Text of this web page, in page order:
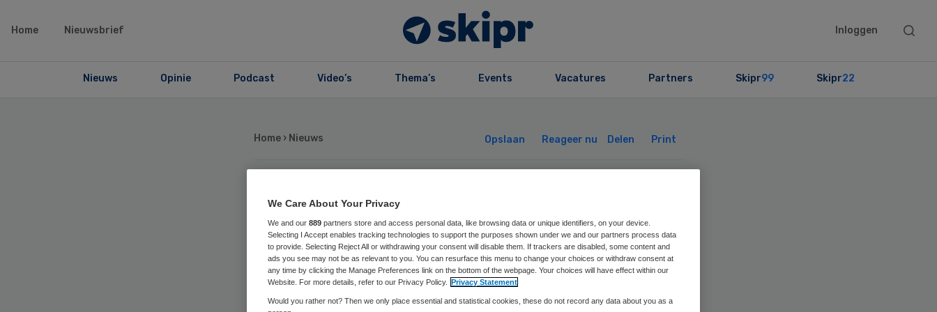
Home Nieuwsbrief Inloggen
Search
Nieuws Opinie Podcast Video’s Thema’s Events Vacatures Partners Skipr99 Skipr22
Home › Nieuws Opslaan Reageer nu Delen Print
ONVZ: fiscale regel
treft gezondheid
werknemer
We Care About Your Privacy
We and our 889 partners store and access personal data, like browsing data or unique identifiers, on your device.
Selecting I Accept enables tracking technologies to support the purposes shown under we and our partners process data
to provide. Selecting Reject All or withdrawing your consent will disable them. If trackers are disabled, some content and
ads you see may not be as relevant to you. You can resurface this menu to change your choices or withdraw consent at
any time by clicking the Manage Preferences link on the bottom of the webpage. Your choices will have effect within our
Website. For more details, refer to our Privacy Policy. Privacy Statement
Would you rather not? Then we only place essential and statistical cookies, these do not record any data about you as a